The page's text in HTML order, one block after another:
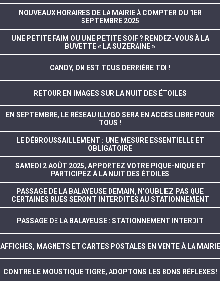
NOUVEAUX HORAIRES DE LA MAIRIE À COMPTER DU 1ER
SEPTEMBRE 2025
UNE PETITE FAIM OU UNE PETITE SOIF ? RENDEZ-VOUS À LA
BUVETTE « LA SUZERAINE »
CANDY, ON EST TOUS DERRIÈRE TOI !
RETOUR EN IMAGES SUR LA NUIT DES ÉTOILES
EN SEPTEMBRE, LE RÉSEAU ILLYGO SERA EN ACCÈS LIBRE POUR
TOUS !
LE DÉBROUSSAILLEMENT : UNE MESURE ESSENTIELLE ET
OBLIGATOIRE
SAMEDI 2 AOÛT 2025, APPORTEZ VOTRE PIQUE-NIQUE ET
PARTICIPEZ À LA NUIT DES ÉTOILES
PASSAGE DE LA BALAYEUSE DEMAIN, N’OUBLIEZ PAS QUE
CERTAINES RUES SERONT INTERDITES AU STATIONNEMENT
PASSAGE DE LA BALAYEUSE : STATIONNEMENT INTERDIT
AFFICHES, MAGNETS ET CARTES POSTALES EN VENTE À LA MAIRIE
CONTRE LE MOUSTIQUE TIGRE, ADOPTONS LES BONS RÉFLEXES!